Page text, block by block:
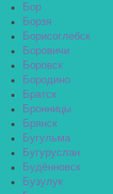
Бор
Борзя
Борисоглебск
Боровичи
Боровск
Бородино
Братск
Бронницы
Брянск
Бугульма
Бугуруслан
Будённовск
Бузулук